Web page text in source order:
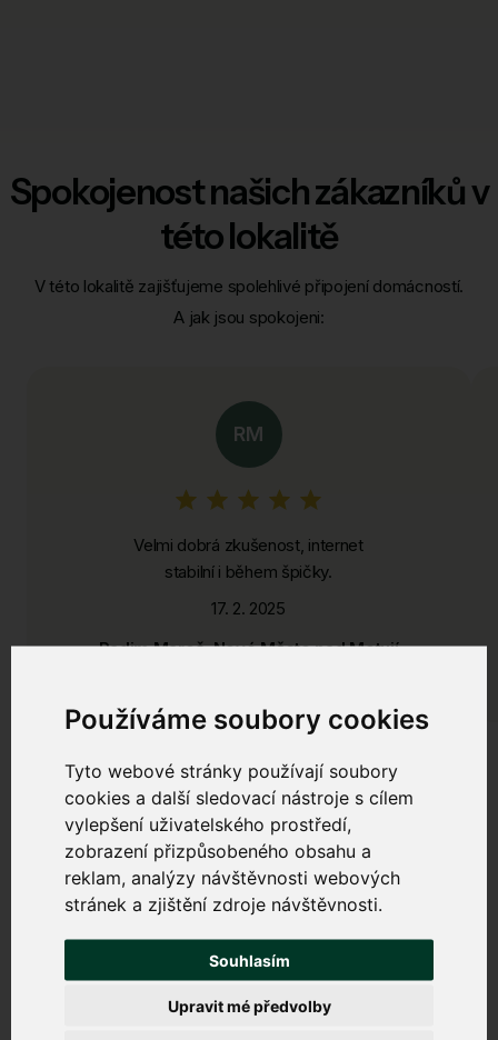
Používáme soubory cookies
Tyto webové stránky používají soubory
cookies a další sledovací nástroje s cílem
vylepšení uživatelského prostředí,
zobrazení přizpůsobeného obsahu a
reklam, analýzy návštěvnosti webových
stránek a zjištění zdroje návštěvnosti.
Souhlasím
Upravit mé předvolby
Spokojenost našich zákazníků v
této lokalitě
V této lokalitě zajišťujeme spolehlivé připojení domácností.
A jak jsou spokojeni:
RM
Velmi dobrá zkušenost, internet
stabilní i během špičky.
17. 2. 2025
Radim Mareš, Nové Město nad Metují
Bezpečný internet
Chrání váš počítač, tablet a mobil před viry, malwarem,
phishingem a dalšími internetovými hrozbami. Zabrání
zpomalování zařízení a nevyžádanému obsahu.